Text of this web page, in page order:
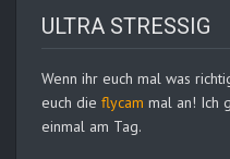
ULTRA STRESSIG
Wenn ihr euch mal was
euch die flycam mal an! Ich
einmal am Tag.